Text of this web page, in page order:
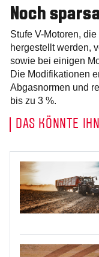
Noch
Stufe V-Motoren,
hergestellt werden,
sowie bei einigen
Die Modifikationen
Abgasnormen und
bis zu 3 %.
DAS KÖNNTE